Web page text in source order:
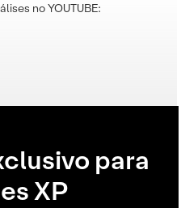
no YOUTUBE:
para
XP